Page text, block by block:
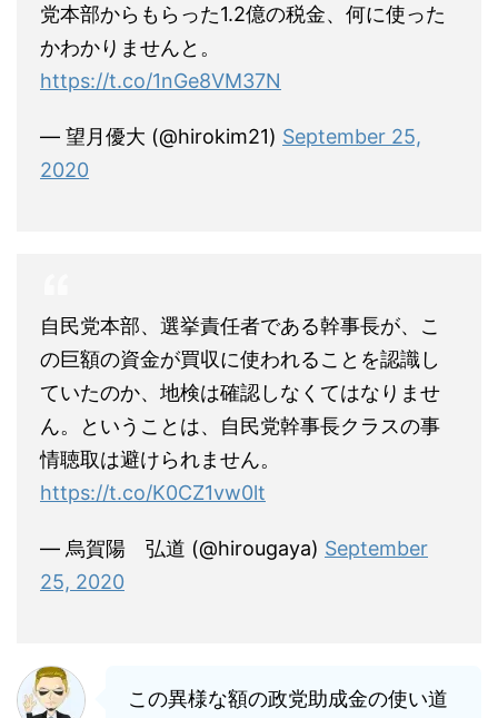
党本部からもらった1.2億の税金、何に使った
かわかりませんと。
https://t.co/1nGe8VM37N
— 望月優大 (@hirokim21) September 25,
2020
自民党本部、選挙責任者である幹事長が、こ
の巨額の資金が買収に使われることを認識し
ていたのか、地検は確認しなくてはなりませ
ん。ということは、自民党幹事長クラスの事
情聴取は避けられません。
https://t.co/K0CZ1vw0lt
— 烏賀陽 弘道 (@hirougaya) September
25, 2020
この異様な額の政党助成金の使い道